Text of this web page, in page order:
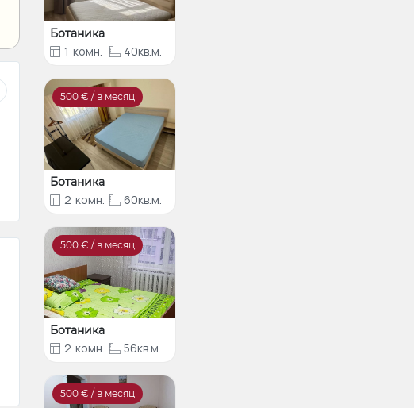
Ботаника
1 комн. 40кв.м.
500 € / в месяц
Ботаника
2 комн. 60кв.м.
500 € / в месяц
Ботаника
2 комн. 56кв.м.
500 € / в месяц